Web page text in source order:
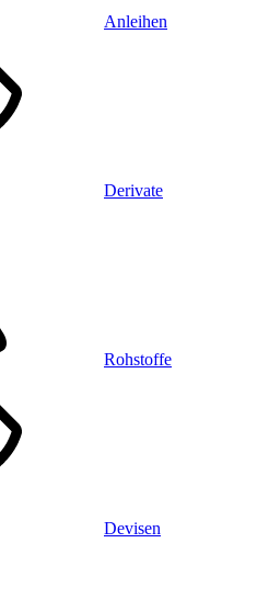
Anleihen
Derivate
Rohstoffe
Devisen